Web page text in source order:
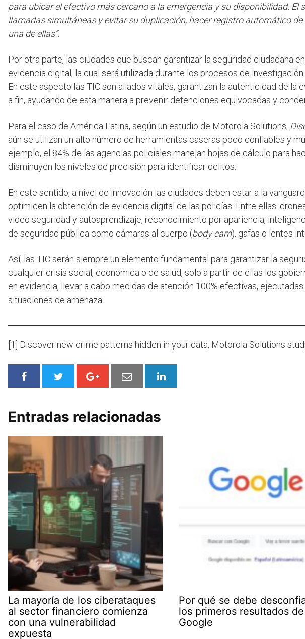
para ubicar el efectivo más cercano a la emergencia y su disponibilidad.
llamadas simultáneas y evitar su duplicación, hacer registro automático
una de ellas”.
Por otra parte, las ciudades que buscan garantizar la seguridad ciudadana
evidencia digital, la cual será utilizada durante los procesos de
En este aspecto las TIC son aliados vitales, garantizan la autenticidad de
a fin, ayudando de esta manera a prevenir detenciones equivocadas y
Para el caso de América Latina, según un estudio de Motorola Solutions,
aún se utilizan un alto número de herramientas caseras poco confiables y
ejemplo, el 84% de las agencias policiales manejan hojas de cálculo para
disminuyen los niveles de precisión para identificar delitos.
En este sentido, a nivel de innovación las ciudades deben estar a la
optimicen la obtención de evidencia digital de las policías. Entre ellas:
video seguridad y autoaprendizaje, reconocimiento por apariencia,
de seguridad pública como cámaras al cuerpo (body cam), gafas o lentes
Así, las TIC serán siempre un elemento fundamental para garantizar la
cualquier crisis social, económica o de salud, solo a partir de ellas los
en evidencia, llevar a cabo medidas de atención 100% efectivas,
situaciones de amenaza.
[1] Discover new crime patterns hidden in your data, Motorola Solutions
Entradas relacionadas
La mayoría de los ciberataques
al sector financiero comienza
con una vulnerabilidad
expuesta
Por qué se debe
los primeros resultados de
Google